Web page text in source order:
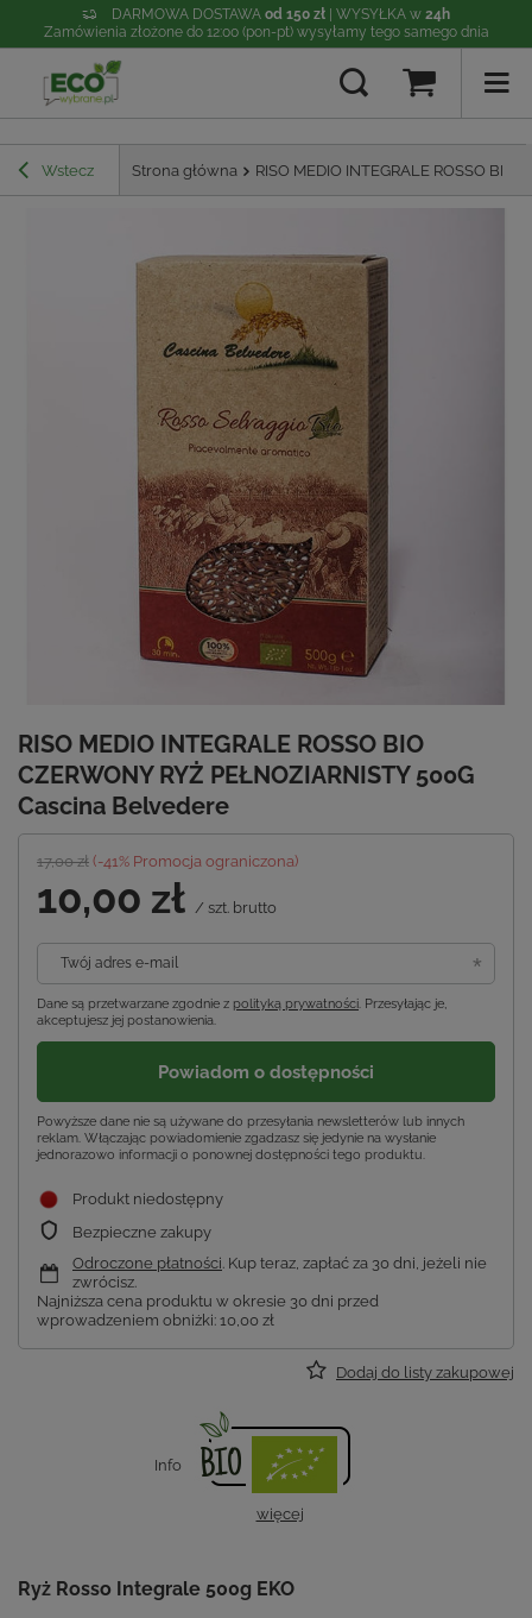
DARMOWA DOSTAWA od 150 zł | WYSYŁKA w 24h
Zamówienia złożone do 12:00 (pon-pt) wysyłamy tego samego dnia
Wstecz Strona główna RISO MEDIO INTEGRALE ROSSO
RISO MEDIO INTEGRALE ROSSO BIO
CZERWONY RYŻ PEŁNOZIARNISTY 500G
Cascina Belvedere
17,00 zł (-41% Promocja ograniczona)
10,00 zł / szt. brutto
Twój adres e-mail
Dane są przetwarzane zgodnie z polityką prywatności. Przesyłając je,
akceptujesz jej postanowienia.
Powiadom o dostępności
Powyższe dane nie są używane do przesyłania newsletterów lub innych
reklam. Włączając powiadomienie zgadzasz się jedynie na wysłanie
jednorazowo informacji o ponownej dostępności tego produktu.
Produkt niedostępny
Bezpieczne zakupy
Odroczone płatności. Kup teraz, zapłać za 30 dni, jeżeli nie
zwrócisz.
Najniższa cena produktu w okresie 30 dni przed
wprowadzeniem obniżki: 10,00 zł
Dodaj do listy zakupowej
Info
więcej
Ryż Rosso Integrale 500g EKO